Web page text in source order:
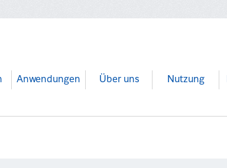
Anwendungen Über uns Nutzung